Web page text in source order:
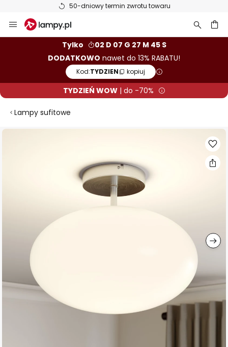
50-dniowy termin zwrotu towaru
Przejdź
do
Tylko
02 D 07 G 27 M 45 S
DODATKOWO nawet do 13% RABATU!
Kod:TYDZIEN kopiuj
TYDZIEŃ WOW| do -70%
Lampy sufitowe
Przejdź